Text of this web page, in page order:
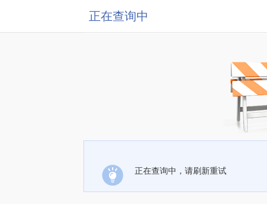
正在查询中
正在查询中，请刷新重试